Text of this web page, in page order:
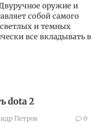
оружие и
собой самого
и темных
все вкладывать в
dota 2
Петров 0